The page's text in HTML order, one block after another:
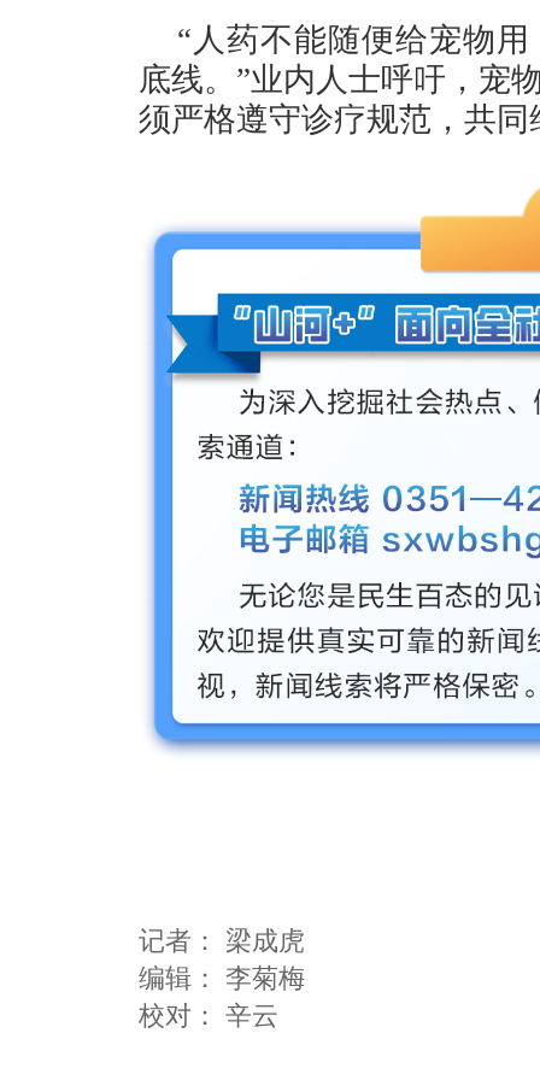
“人药不能随便给宠物
底线。”业内人士呼吁，宠
须严格遵守诊疗规范，共
记者： 梁成虎
编辑： 李菊梅